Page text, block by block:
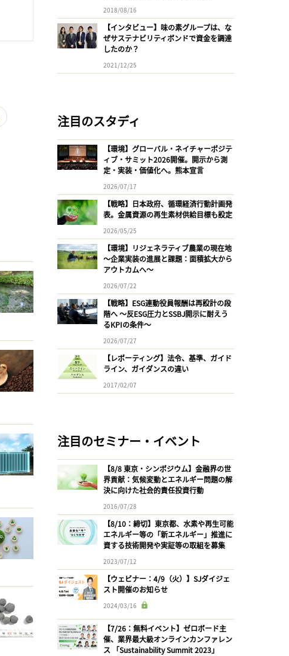
2018/08/16
【インタビュー】味の素グループは、な
ぜサステナビリティボンドで資金を調達
したのか？
2021/12/25
注目のスタディ
【環境】グローバル・ネイチャーポジテ
ィブ・サミット2026開催。開示から測
定・実装・価値化へ。熊本宣言
2026/07/17
【戦略】日本政府、循環経済行動計画発
表。金属資源の再生素材供給目標も設定
2026/05/25
【環境】リジェネラティブ農業の現在地
〜企業実装の進展と課題：面積拡大から
アウトカムへ〜
2026/07/22
【戦略】ESG連動役員報酬は再設計の段
階へ 〜反ESG圧力とSSBJ開示に耐えう
るKPIの条件〜
2026/07/27
【レポーティング】法令、基準、ガイド
ライン、ガイダンスの違い
2017/02/07
注目のセミナー・イベント
【8/8 東京・シンポジウム】金融界の世
界貢献：気候変動とエネルギー問題の解
決に向けた社会的責任投資行動
2016/07/28
【8/10：締切】東京都、水素や再生可能
エネルギー等の「新エネルギー」推進に
資する技術開発や実証等の取組を募集
2023/07/12
【ウェビナー：4/9（火）】SJダイジェ
スト開催のお知らせ
2024/03/16
【7/26：無料イベント】ゼロボード主
催、業界最大級オンラインカンファレン
ス 「Sustainability Summit 2023」